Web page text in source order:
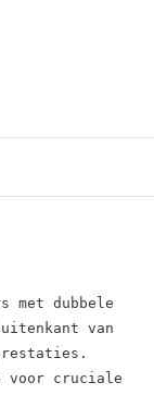
met dubbele
van
voor cruciale